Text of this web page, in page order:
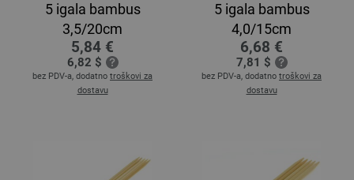
5 igala bambus
3,5/20cm
5,84 €
6,82 $
bez PDV-a, dodatno troškovi za
dostavu
5 igala bambus
4,0/15cm
6,68 €
7,81 $
bez PDV-a, dodatno troškovi za
dostavu